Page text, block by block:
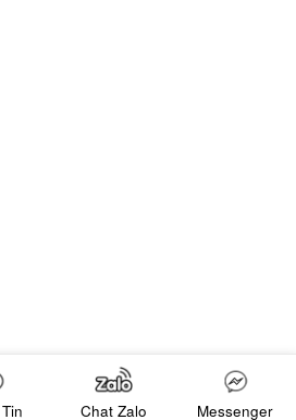
Chat Zalo Messenger